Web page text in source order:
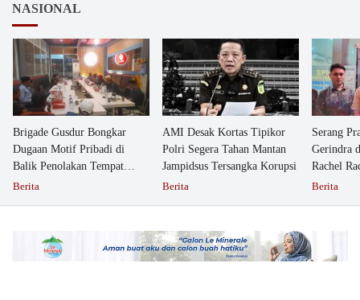
NASIONAL
Brigade Gusdur Bongkar
Dugaan Motif Pribadi di
Balik Penolakan Tempat
Ibadah GKJW Bangil
Berita
AMI Desak Kortas Tipikor
Polri Segera Tahan Mantan
Jampidsus Tersangka Korupsi
Berita
Serang
Gerindra
Rachel
Berita